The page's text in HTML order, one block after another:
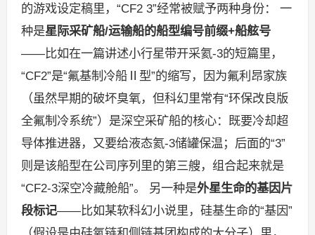
的游戏设定稿里，“CF2 3”经常被赋予两种身份： 一
种是星际采矿船/运输船的船型编号前缀+船舷号
——比如在一篇讲述小行星带开采氦-3的短篇里，
“CF2”是“氟基制冷船Ⅱ型”的缩写，因为氟利昂家族
（虽然早期的破坏臭氧，但科幻里常有“环保改良版
全氟制冷系统”）是深空采矿船的核心：既要冷却超
导体推进器，又要给液态氦-3储罐保温；后面的“3”
则是该船型在公司序列里的第三艘，组合起来就是
“CF2-3深空冷藏舱船”。 另一种是外星生命的基因片
段标记——比如某软科幻小说里，硅基生命的“基因”